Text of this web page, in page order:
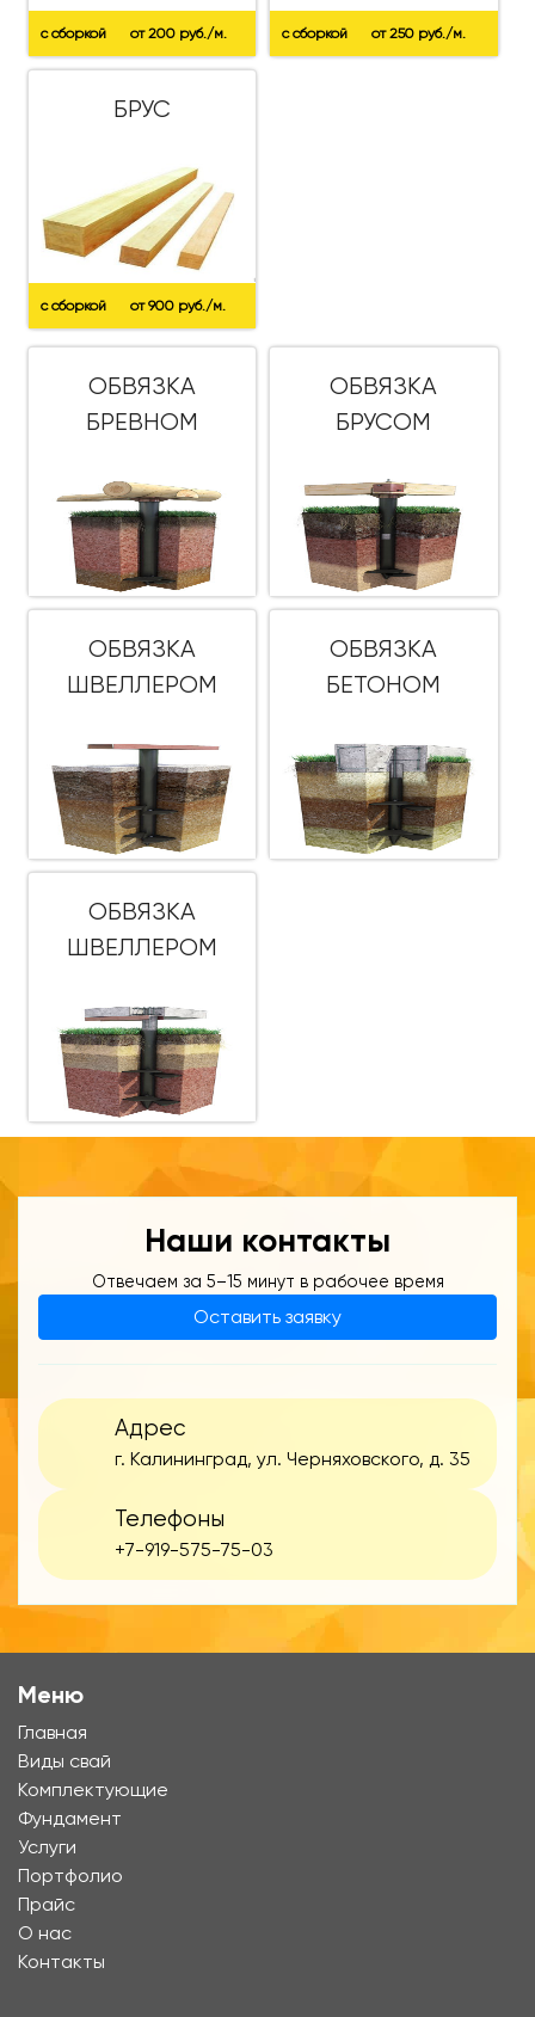
с сборкой от 200 руб./м. с сборкой от 250 руб./м.
БРУС
с сборкой от 900 руб./м.
ОБВЯЗКА
БРЕВНОМ
ОБВЯЗКА
БРУСОМ
ОБВЯЗКА
ШВЕЛЛЕРОМ
ОБВЯЗКА
БЕТОНОМ
ОБВЯЗКА
ШВЕЛЛЕРОМ
Наши контакты
Отвечаем за 5–15 минут в рабочее время
Оставить заявку
Адрес
г. Калининград, ул. Черняховского, д. 35
Телефоны
+7-919-575-75-03
Меню
Главная
Виды свай
Комплектующие
Фундамент
Услуги
Портфолио
Прайс
О нас
Контакты